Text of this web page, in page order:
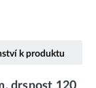
k produktu